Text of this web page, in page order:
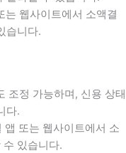
는 웹사이트에서 소액결
습니다.
조정 가능하며, 신용 상태
다.
앱 또는 웹사이트에서 소
있습니다.